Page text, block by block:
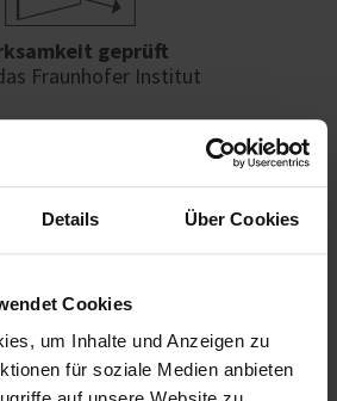
Details Über Cookies
Cookies
um Inhalte und Anzeigen zu
für soziale Medien anbieten
geprüft
Fraunhofer Institut
und